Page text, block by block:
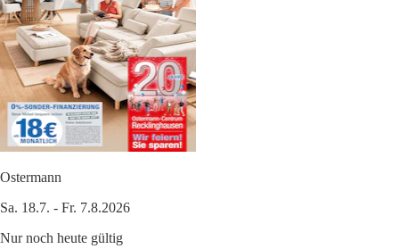
Ostermann
Sa. 18.7. - Fr. 7.8.2026
Nur noch heute gültig